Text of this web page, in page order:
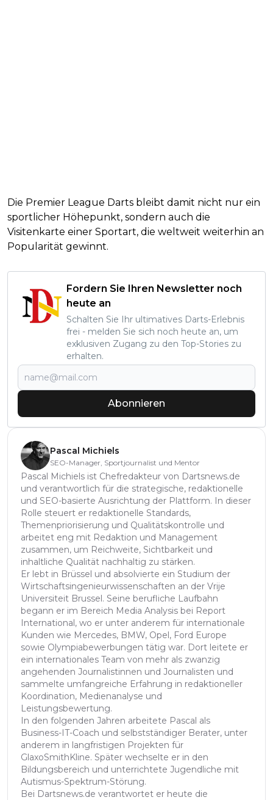
Die Premier League Darts bleibt damit nicht nur ein
sportlicher Höhepunkt, sondern auch die
Visitenkarte einer Sportart, die weltweit weiterhin an
Popularität gewinnt.
Fordern Sie Ihren Newsletter noch
heute an
Schalten Sie Ihr ultimatives Darts-Erlebnis
frei - melden Sie sich noch heute an, um
exklusiven Zugang zu den Top-Stories zu
erhalten.
Abonnieren
Pascal Michiels
SEO-Manager, Sportjournalist und Mentor
Pascal Michiels ist Chefredakteur von Dartsnews.de
und verantwortlich für die strategische, redaktionelle
und SEO-basierte Ausrichtung der Plattform. In dieser
Rolle steuert er redaktionelle Standards,
Themenpriorisierung und Qualitätskontrolle und
arbeitet eng mit Redaktion und Management
zusammen, um Reichweite, Sichtbarkeit und
inhaltliche Qualität nachhaltig zu stärken.
Er lebt in Brüssel und absolvierte ein Studium der
Wirtschaftsingenieurwissenschaften an der Vrije
Universiteit Brussel. Seine berufliche Laufbahn
begann er im Bereich Media Analysis bei Report
International, wo er unter anderem für internationale
Kunden wie Mercedes, BMW, Opel, Ford Europe
sowie Olympiabewerbungen tätig war. Dort leitete er
ein internationales Team von mehr als zwanzig
angehenden Journalistinnen und Journalisten und
sammelte umfangreiche Erfahrung in redaktioneller
Koordination, Medienanalyse und
Leistungsbewertung.
In den folgenden Jahren arbeitete Pascal als
Business-IT-Coach und selbstständiger Berater, unter
anderem in langfristigen Projekten für
GlaxoSmithKline. Später wechselte er in den
Bildungsbereich und unterrichtete Jugendliche mit
Autismus-Spektrum-Störung.
Bei Dartsnews.de verantwortet er heute die